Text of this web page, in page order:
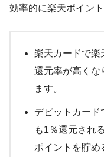
効率的に楽天ポイン
楽天カードで楽
還元率が高くな
ます。
デビットカード
も1％還元され
ポイントを貯め